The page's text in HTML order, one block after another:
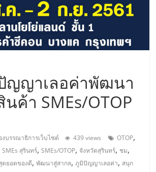
ญญาเลอค่าพัฒนา
ค้า SMEs/OTOP
งบรรณาธิการเว็บไซต์ 439 views OTOP,
SMEs สุรินทร์,SMEs/OTOP, จังหวัดสุรินทร์, ชม,
ดยอดของดี,พัฒนาสู่สากล,ภูมิปัญญาเลอค่า, สนุก